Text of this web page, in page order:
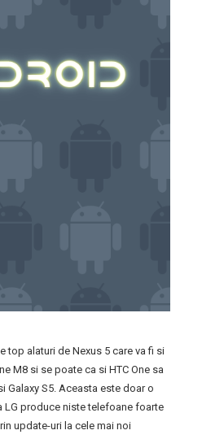
top alaturi de Nexus 5 care va fi si
M8 si se poate ca si HTC One sa
Galaxy S5. Aceasta este doar o
LG produce niste telefoane foarte
update-uri la cele mai noi